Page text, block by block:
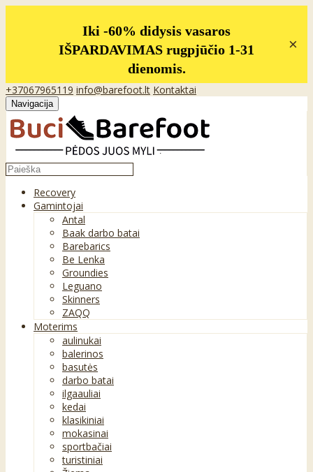
Iki -60% didysis vasaros
IŠPARDAVIMAS rugpjūčio 1-31
dienomis.
×
+37067965119 info@barefoot.lt Kontaktai
Navigacija
Recovery
Gamintojai
Antal
Baak darbo batai
Barebarics
Be Lenka
Groundies
Leguano
Skinners
ZAQQ
Moterims
aulinukai
balerinos
basutės
darbo batai
ilgaauliai
kedai
klasikiniai
mokasinai
sportbačiai
turistiniai